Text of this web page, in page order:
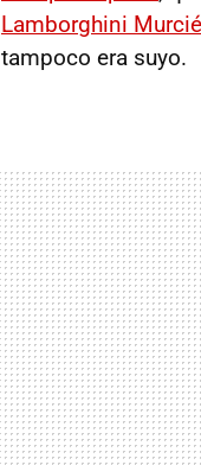
Lamborghini
tampoco era suyo.